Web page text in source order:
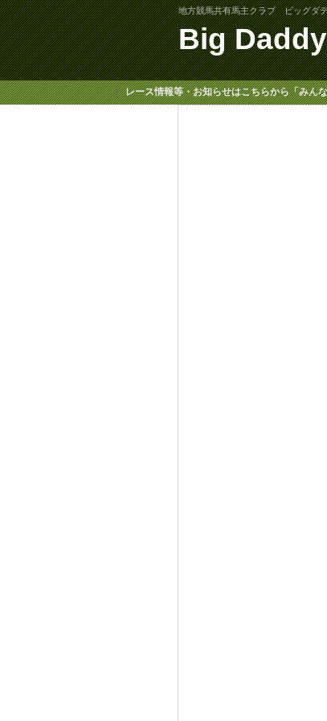
地方競馬共有馬主クラブ ビッグダ
Big
レース情報等・お知らせはこちらから「みん